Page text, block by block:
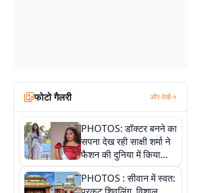
फोटो गैलरी और देखें
PHOTOS: डॉक्टर बनने का
सपना देख रही साक्षी शर्मा ने
फैशन की दुनिया में किया
कमाल,जानिए बेगूसराय की
बेटी ने कैसे दी अपने सपनों
PHOTOS : सीवान में स्वत: